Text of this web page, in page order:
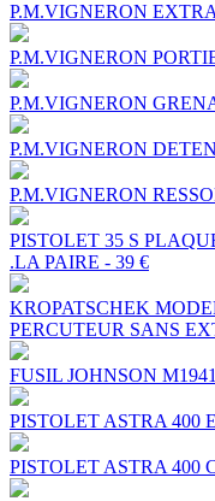
P.M.VIGNERON
P.M.VIGNERON
P.M.VIGNERON
P.M.VIGNERON
P.M.VIGNERON
PISTOLET 35 S
.LA PAIRE - 39 €
KROPATSCHEK
PERCUTEUR SANS
FUSIL JOHNSON
PISTOLET ASTRA 400
PISTOLET ASTRA 400